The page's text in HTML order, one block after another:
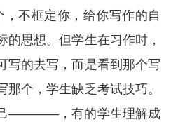
不框定你，给你写作的自
的思想。但学生在习作时，
写的去写，而是看到那个写
个，学生缺乏考试技巧。
己————，有的学生理解成